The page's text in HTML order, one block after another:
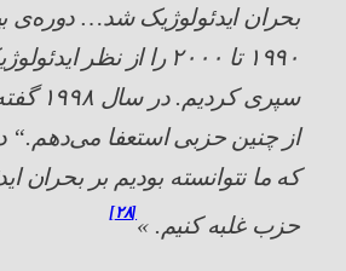
بحران ایدئولوژیک شد… دوره‌ی
۱۹۹۰ تا ۲۰۰۰ را از نظر
سپری کردیم. در سال ۱۹۹۸ گفته بودم که
از چنین حزبی استعفا می‌دهم.“
که ما نتوانسته بودیم بر بحران
حزب غلبه کنیم. »
[۲۸]